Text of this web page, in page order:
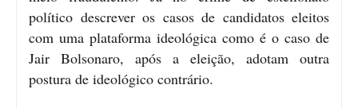
político descrever os casos de candidatos eleitos
com uma plataforma ideológica como é o caso de
Jair Bolsonaro, após a eleição, adotam outra
postura de ideológico contrário.